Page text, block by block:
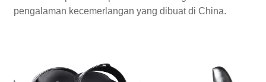
pengalaman kecemerlangan yang dibuat di China.